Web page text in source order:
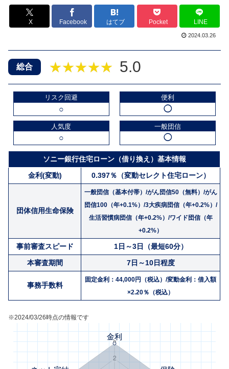
X Facebook はてブ Pocket LINE
2024.03.26
総合 ★★★★★ 5.0
リスク回避
○
便利
◯
人気度
○
一般団信
◯
ソニー銀行住宅ローン（借り換え）基本情報
金利(変動)
0.397％（変動セレクト住宅ローン）
団体信用生命保険
一般団信（基本付帯）/がん団信50（無料）/がん
団信100（年+0.1%）/3大疾病団信（年+0.2%）/
生活習慣病団信（年+0.2%）/ワイド団信（年
+0.2%）
事前審査スピード
1日～3日（最短60分）
本審査期間
7日～10日程度
事務手数料
固定金利：44,000円（税込）/変動金利：借入額
×2.20％（税込）
※2024/03/26時点の情報です